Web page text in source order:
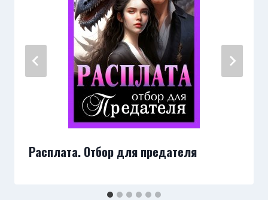
Расплата. Отбор для предателя